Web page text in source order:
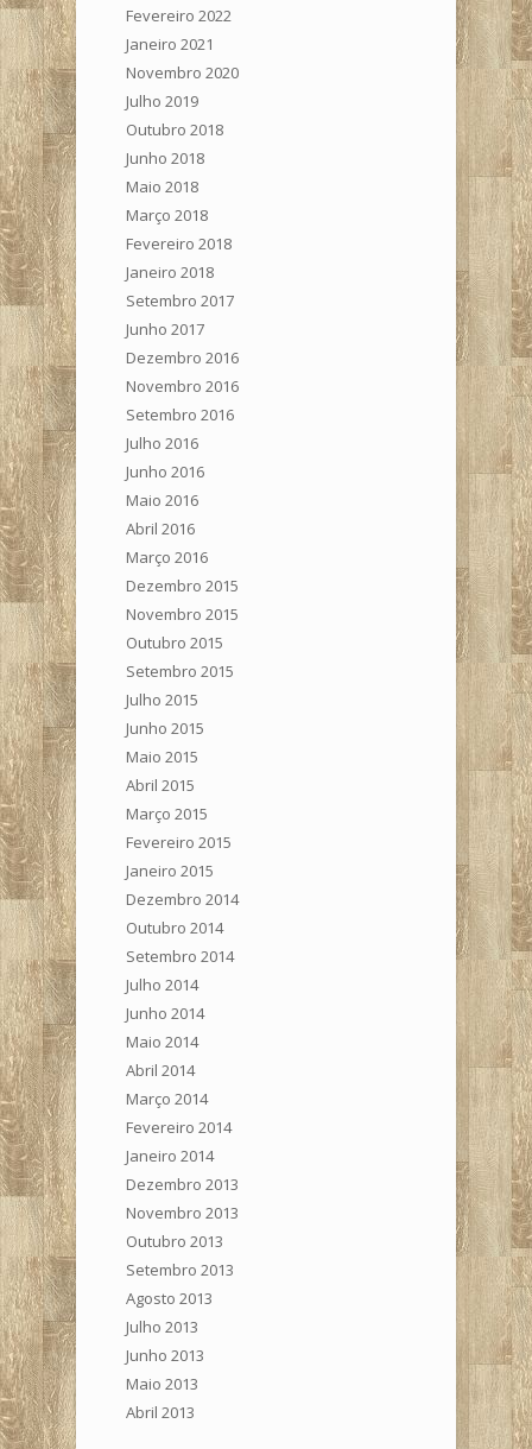
Fevereiro 2022
Janeiro 2021
Novembro 2020
Julho 2019
Outubro 2018
Junho 2018
Maio 2018
Março 2018
Fevereiro 2018
Janeiro 2018
Setembro 2017
Junho 2017
Dezembro 2016
Novembro 2016
Setembro 2016
Julho 2016
Junho 2016
Maio 2016
Abril 2016
Março 2016
Dezembro 2015
Novembro 2015
Outubro 2015
Setembro 2015
Julho 2015
Junho 2015
Maio 2015
Abril 2015
Março 2015
Fevereiro 2015
Janeiro 2015
Dezembro 2014
Outubro 2014
Setembro 2014
Julho 2014
Junho 2014
Maio 2014
Abril 2014
Março 2014
Fevereiro 2014
Janeiro 2014
Dezembro 2013
Novembro 2013
Outubro 2013
Setembro 2013
Agosto 2013
Julho 2013
Junho 2013
Maio 2013
Abril 2013